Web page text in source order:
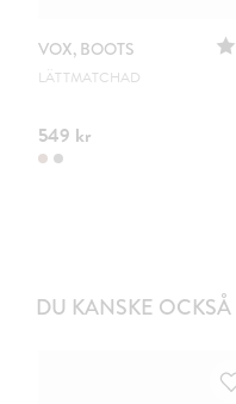
VOX, BOOTS
LÄTTMATCHAD
549 kr
DU KANSKE